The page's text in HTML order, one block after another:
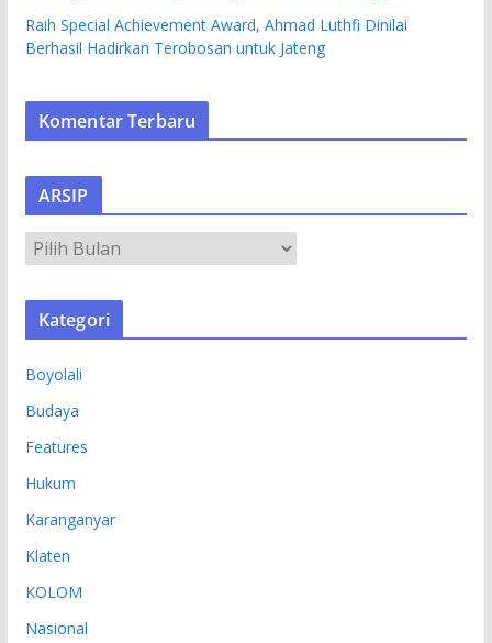
Raih Special Achievement Award, Ahmad Luthfi Dinilai
Berhasil Hadirkan Terobosan untuk Jateng
Komentar Terbaru
ARSIP
R
S
Kategori
Boyolali
Budaya
Features
Hukum
Karanganyar
Klaten
KOLOM
Nasional